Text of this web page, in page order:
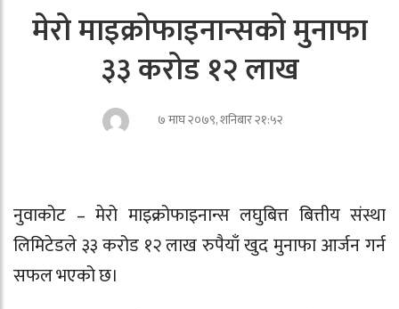
मेरो माइक्रोफाइनान्सको मुनाफा
३३ करोड १२ लाख
७ माघ २०७९, शनिबार २१:५२
नुवाकोट – मेरो माइक्रोफाइनान्सलघुबित्त बित्तीय संस्था
लिमिटेडले ३३ करोड १२ लाख रुपैयाँ खुद मुनाफा आर्जन गर्न
सफल भएको छ।